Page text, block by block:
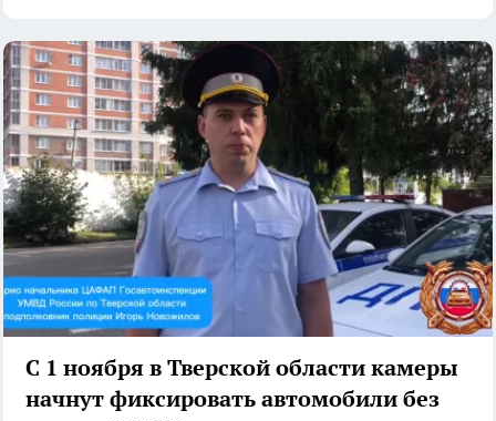
С 1 ноября в Тверской области камеры
начнут фиксировать автомобили без